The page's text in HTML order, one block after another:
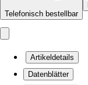
Telefonisch bestellbar
Artikeldetails
Datenblätter